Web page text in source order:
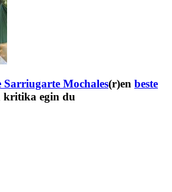
Sarriugarte Mochales(r)en beste
egin du